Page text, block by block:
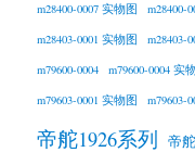
m28400-0007 实物图 m28400-
m28403-0001 实物图
m28403-
m79600-0004
m79600-0004 实
m79603-0001 实物图
m79603-
帝舵1926系列 帝